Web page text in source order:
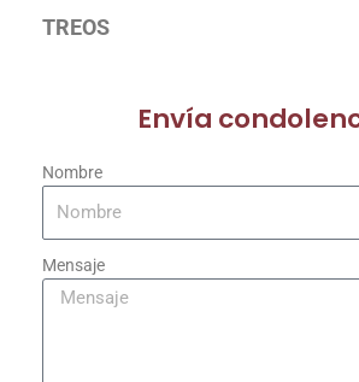
TREOS
Envía
Nombre
Mensaje